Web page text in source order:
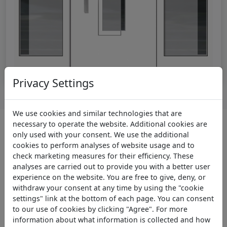
Ein Hauseingang, der bleibt:
Haustüren aus Holz & Kunststoff
Ob zeitlose Natürlichkeit oder moderne
Effizienz – finden Sie die Tür, die perfekt zu
Ihrem Zuhause und Ihrem Leben passt.
Privacy Settings
We use cookies and similar technologies that are
necessary to operate the website. Additional cookies are
only used with your consent. We use the additional
cookies to perform analyses of website usage and to
check marketing measures for their efficiency. These
analyses are carried out to provide you with a better user
experience on the website. You are free to give, deny, or
withdraw your consent at any time by using the "cookie
settings" link at the bottom of each page. You can consent
to our use of cookies by clicking "Agree". For more
information about what information is collected and how